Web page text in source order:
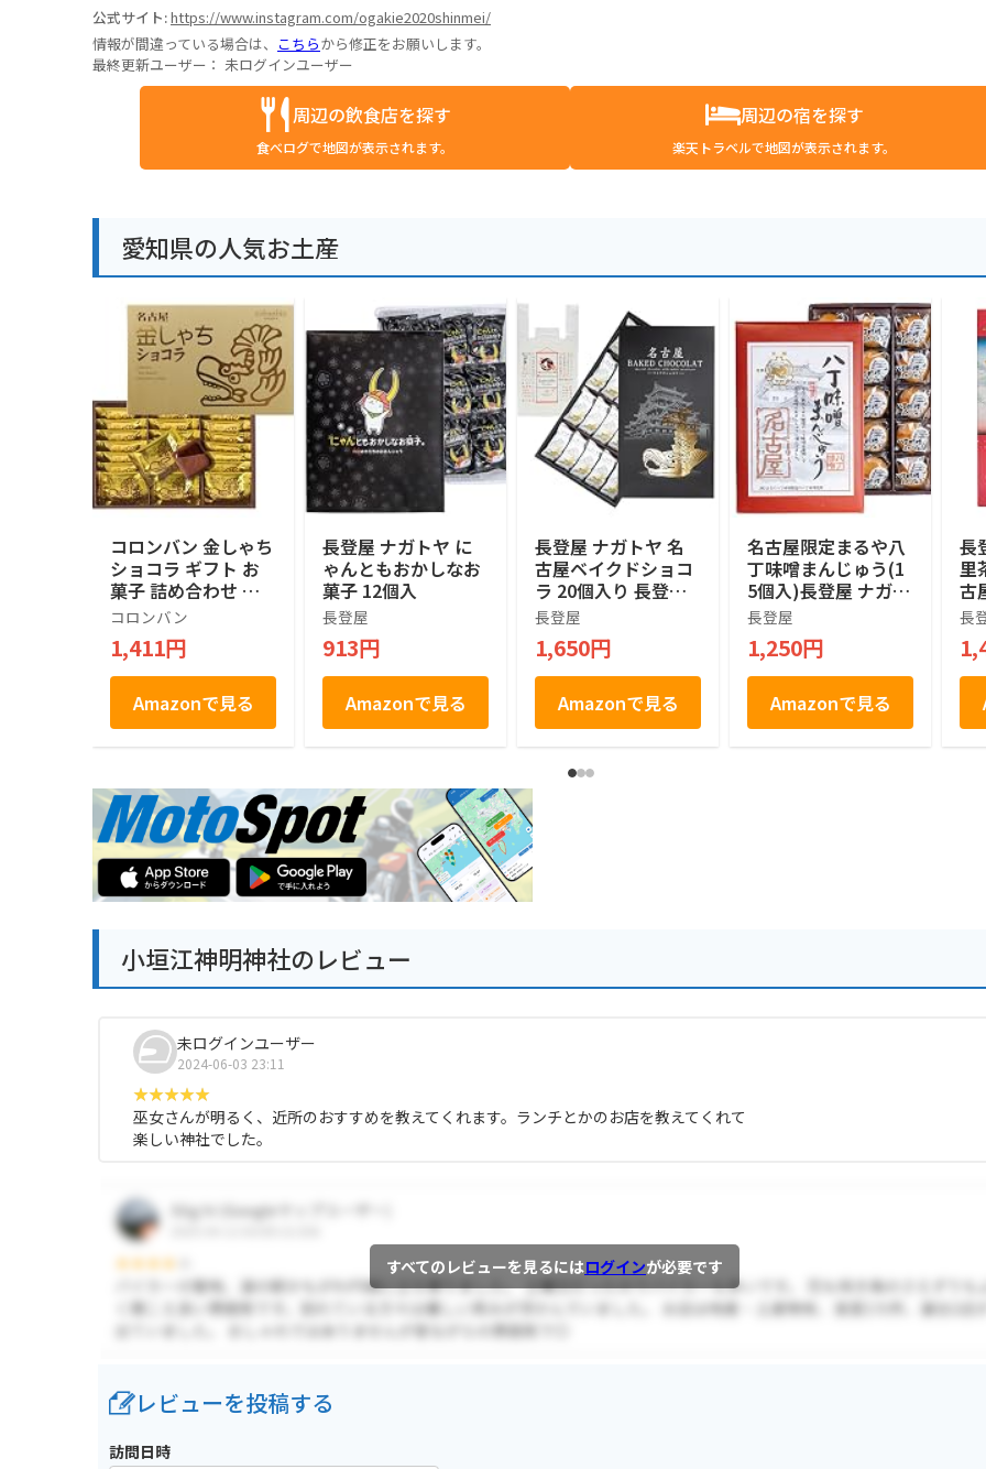
公式サイト:https://www.instagram.com/ogakie2020shinmei/
情報が間違っている場合は、 こちらから修正をお願いします。
最終更新ユーザー： 未ログインユーザー
周辺の飲食店を探す
食べログで地図が表示されます。
周辺の宿を探す
楽天トラベルで地図が表示されます。
愛知県の人気お土産
コロンバン 金しゃち
ショコラ ギフト お
菓子 詰め合わせ 個
包装 土産 お菓子 ス
イーツ 銘店 ラング
ドシャ 21枚入り
コロンバン
1,411円
Amazonで見る
長登屋 ナガトヤ に
ゃんともおかしなお
菓子 12個入
長登屋
913円
Amazonで見る
長登屋 ナガトヤ 名
古屋ベイクドショコ
ラ 20個入り 長登屋
オリジナル土産袋付
個包装 焼きショコラ
名古屋土産 焼菓子
お菓子 手土産 お茶
菓子
長登屋
1,650円
Amazonで見る
名古屋限定まるや八
丁味噌まんじゅう(1
5個入)長登屋 ナガト
ヤ 名古屋土産
長登屋
1,250円
Amazonで見る
長
里
古
つ
お
食
取
長
小垣江神明神社のレビュー
未ログインユーザー
2024-06-03 23:11
巫女さんが明るく、近所のおすすめを教えてくれます。ランチとかのお店を教えてくれて
楽しい神社でした。
すべてのレビューを見るにはログインが必要です
レビューを投稿する
訪問日時